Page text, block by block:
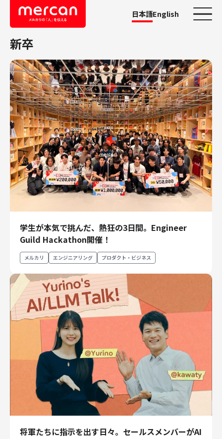
日本語English
カテゴリーから探す
会社・事業
鹿島アントラーズ
Ads
メルカリ
メルペイ
メルコイン
メルカリShops
メルカリR4Dラボ
職種
エンジニアリング
エンジニアリング
コーポレートエンジニアリング
セキュリティエンジニアリング
プロダクト・ビジネス
経営・事業企画
カスタマーサービス
マーケティング・PR
プロダクトマネジメント
データアナリティクス
プロダクトデザイン
コーポレート
新卒
学生が本気で挑んだ、熱狂の3日間。Engineer
Guild Hackathon開催！
メルカリ エンジニアリング プロダクト・ビジネス
将軍たちに指示を出す日々。セールスメンバーがAI